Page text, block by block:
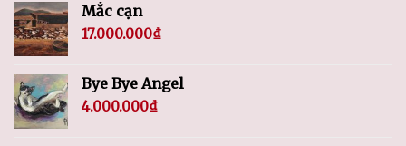
Mắc cạn
17.000.000₫
Bye Bye Angel
4.000.000₫